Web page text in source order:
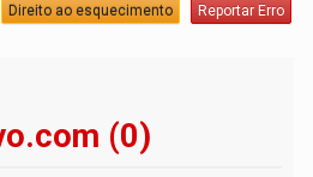
Direito ao esquecimento Reportar Erro
(0)